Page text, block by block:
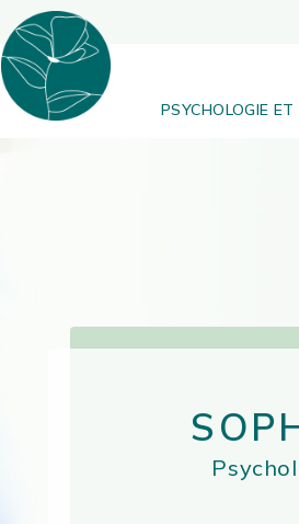
Sophie
Plumey
kinésiologue
PSYCHOLOGIE